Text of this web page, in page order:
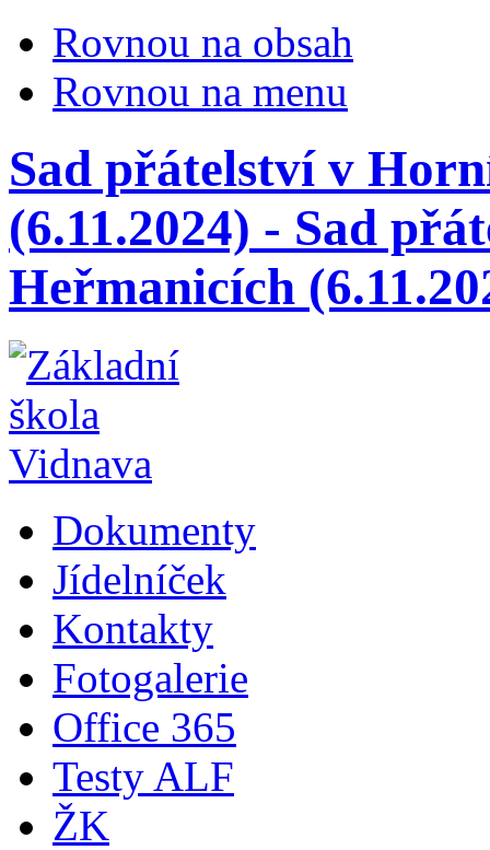
Rovnou na obsah
Rovnou na menu
Sad přátelství v
(6.11.2024) - Sad
Heřmanicích
Dokumenty
Jídelníček
Kontakty
Fotogalerie
Office 365
Testy ALF
ŽK